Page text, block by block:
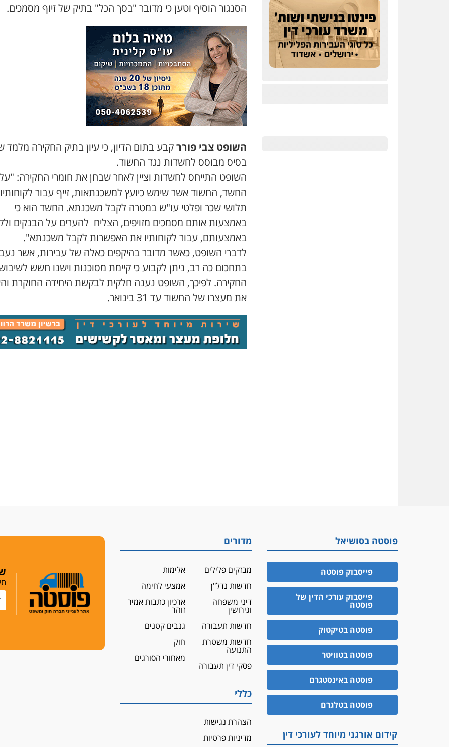
הסנגור הוסיף וטען כי מדובר "בסך הכל" בתיק של זיוף מסמכים.
השופט צבי פוררקבע בתום הדיון, כי עיון בתיק החקירה מלמד
בסיס מבוסס לחשדות נגד החשוד.
השופט התייחס לחשדות וציין לאחר שבחן את חומרי החקירה:
החשד, החשוד אשר שימש כיועץ למשכנתאות, זייף עבור לקוחותיו
תלושי שכר ופלטי עו"ש במטרה לקבל משכנתא. החשד הוא כי
באמצעות אותם מסמכים מזויפים, הצליח להערים על הבנקים
באמצעותם, עבור לקוחותיו את האפשרות לקבל משכנתא".
לדברי השופט, כאשר מדובר בהיקפים כאלה של עבירות, אשר
בתחכום כה רב, ניתן לקבוע כי קיימת מסוכנות וישנו חשש
החקירה. לפיכך, השופט נענה חלקית לבקשת היחידה החוקרת
את מעצרו של החשוד עד 31 בינואר.
פוסטה בסושיאל
פייסבוק פוסטה
פייסבוק עורכי הדין של
פוסטה
פוסטה בטיקטוק
פוסטה בטוויטר
פוסטה באינסטגרם
פוסטה בטלגרם
קידום אורגני מיוחד לעורכי דין
מדורים
מבזקים פלילים
חדשות נדל"ן
דיני משפחה
וגירושין
חדשות תעבורה
חדשות משטרת
התנועה
פסקי דין תעבורה
אלימות
אמצעי לחימה
ארכיון כתבות אמיר
זוהר
גנבים קטנים
חוק
מאחורי הסורגים
כללי
הצהרת נגישות
מדיניות פרטיות